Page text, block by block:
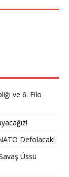
ve 6. Filo
Defolacak!
Üssü